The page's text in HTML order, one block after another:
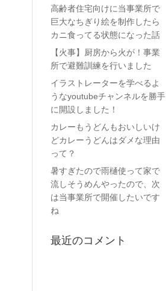
高齢者住宅向けに当事業所で
巨大なちぎり絵を制作したら
カニ食ってる状態になった話
【火事】厨房から火が！事業
所で避難訓練を行いました
イラストレーターを学べるよ
うなyoutubeチャンネルを勝手
に開設しました！
カレーもうどんもおいしいけ
どカレーうどんはダメな理由
って？
暑すぎたので雨樋使って家で
流しそうめんやったので、次
は当事業所で開催したいです
ね
最近のコメント